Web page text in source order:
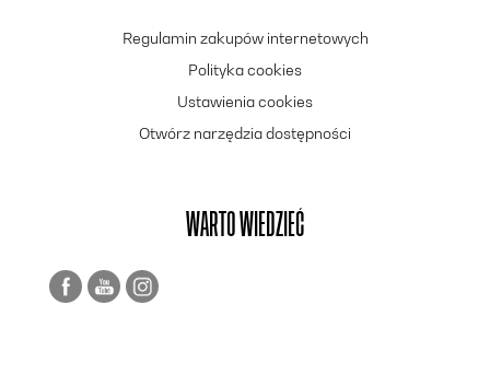
Regulamin zakupów internetowych
Polityka cookies
Ustawienia cookies
Otwórz narzędzia dostępności
WARTO WIEDZIEĆ